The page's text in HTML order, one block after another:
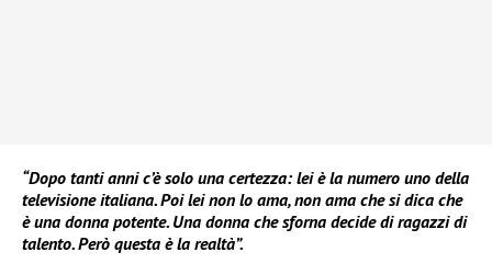
“Dopo tanti anni c’è solo una certezza: lei è la numero uno della
televisione italiana. Poi lei non lo ama, non ama che si dica che
è una donna potente. Una donna che sforna decide di ragazzi di
talento. Però questa è la realtà”.